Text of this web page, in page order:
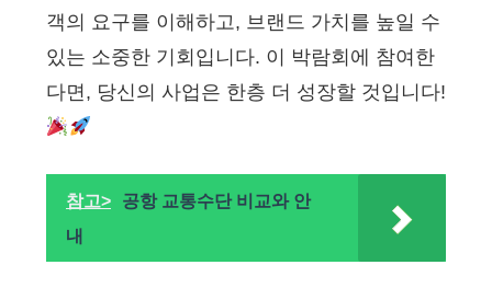
객의 요구를 이해하고, 브랜드 가치를 높일 수
있는 소중한 기회입니다. 이 박람회에 참여한
다면, 당신의 사업은 한층 더 성장할 것입니다!
참고>
공항 교통수단 비교와 안
내